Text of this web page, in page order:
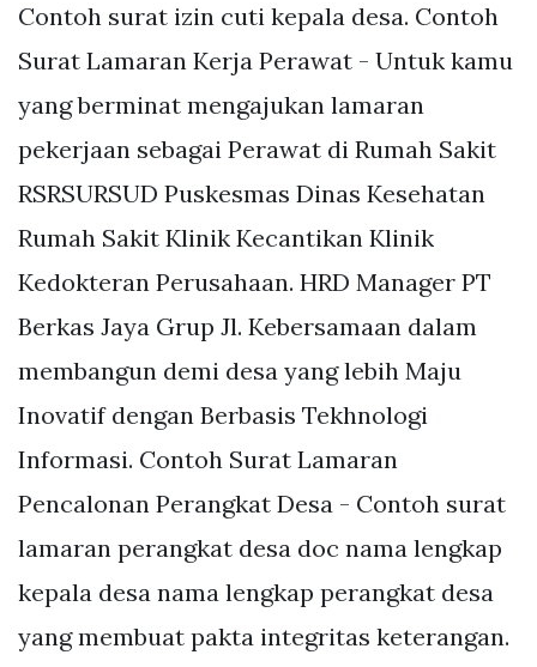
Contoh surat izin cuti kepala desa. Contoh
Surat Lamaran Kerja Perawat - Untuk kamu
yang berminat mengajukan lamaran
pekerjaan sebagai Perawat di Rumah Sakit
RSRSURSUD Puskesmas Dinas Kesehatan
Rumah Sakit Klinik Kecantikan Klinik
Kedokteran Perusahaan. HRD Manager PT
Berkas Jaya Grup Jl. Kebersamaan dalam
membangun demi desa yang lebih Maju
Inovatif dengan Berbasis Tekhnologi
Informasi. Contoh Surat Lamaran
Pencalonan Perangkat Desa - Contoh surat
lamaran perangkat desa doc nama lengkap
kepala desa nama lengkap perangkat desa
yang membuat pakta integritas keterangan.